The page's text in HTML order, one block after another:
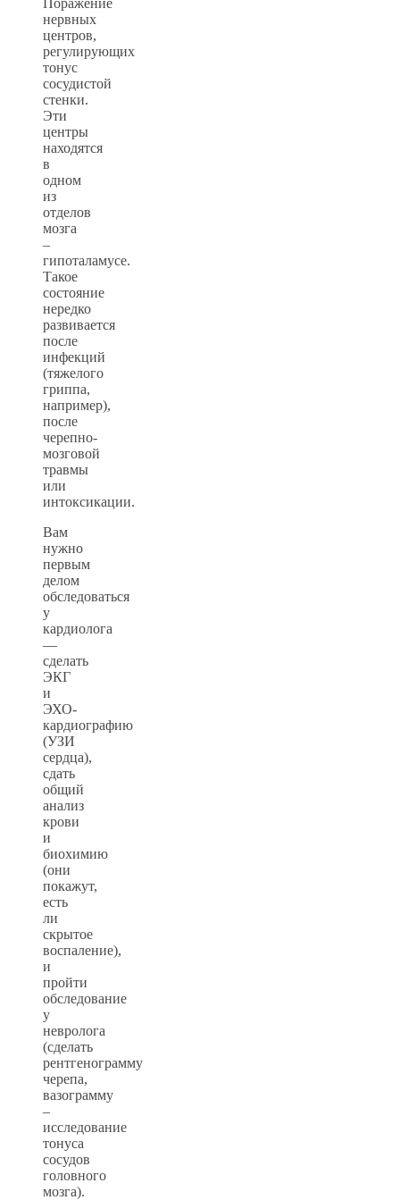
нервных
центров,
регулирующих
тонус
сосудистой
стенки.
Эти
центры
находятся
в
одном
из
отделов
мозга
–
гипоталамусе.
Такое
состояние
нередко
развивается
после
инфекций
(тяжелого
гриппа,
например),
после
черепно-
мозговой
травмы
или
интоксикации.
Вам
нужно
первым
делом
обследоваться
у
кардиолога
—
сделать
ЭКГ
и
ЭХО-
кардиографию
(УЗИ
сердца),
сдать
общий
анализ
крови
и
биохимию
(они
покажут,
есть
ли
скрытое
воспаление),
и
пройти
обследование
у
невролога
(сделать
рентгенограмму
черепа,
вазограмму
–
исследование
тонуса
сосудов
головного
мозга).